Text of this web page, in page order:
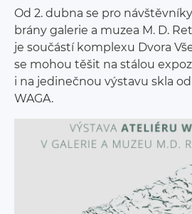
Od 2. dubna se pro
brány galerie a muzea M. D.
je součástí komplexu Dvora
se mohou těšit na stálou
i na jedinečnou výstavu skla
WAGA.